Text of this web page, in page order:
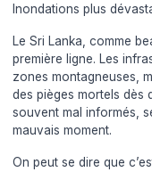
Inondations plus
Le Sri Lanka, comme
première ligne. Les
zones montagneuses,
des pièges mortels dès
souvent mal informés,
mauvais moment.
On peut se dire que